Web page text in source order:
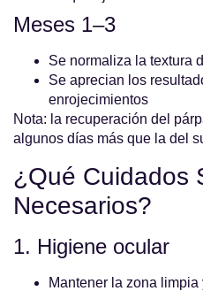
Meses 1–3
Se normaliza la textura
Se aprecian los
enrojecimientos
Nota: la recuperación del
algunos días más que la del
¿Qué Cuidados
Necesarios?
1. Higiene ocular
Mantener la zona limpia